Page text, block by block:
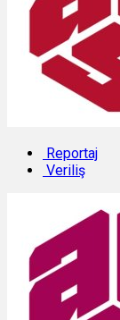
Reportaj
Veriliş